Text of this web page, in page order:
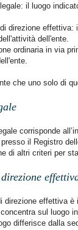
il luogo
direzione effettiva:
dell'ente.
ordinaria in via
che uno solo di
corrisponde
il Registro
di altri criteri per
direzione effettiva
sul luogo
differisce dalla